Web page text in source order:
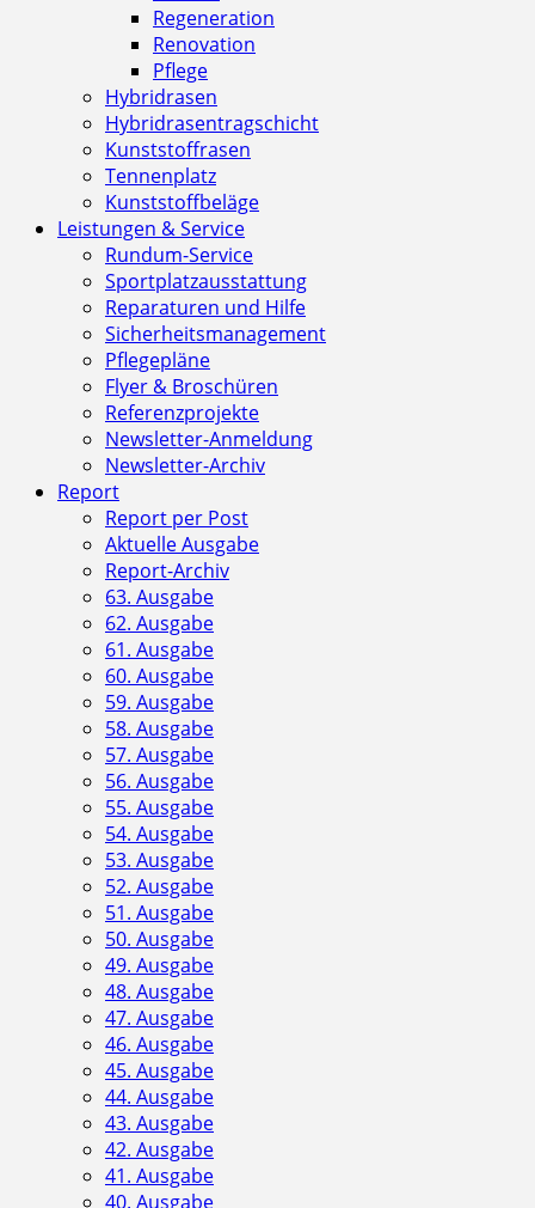
Regeneration
Renovation
Pflege
Hybridrasen
Hybridrasentragschicht
Kunststoffrasen
Tennenplatz
Kunststoffbeläge
Leistungen & Service
Rundum-Service
Sportplatzausstattung
Reparaturen und Hilfe
Sicherheitsmanagement
Pflegepläne
Flyer & Broschüren
Referenzprojekte
Newsletter-Anmeldung
Newsletter-Archiv
Report
Report per Post
Aktuelle Ausgabe
Report-Archiv
63. Ausgabe
62. Ausgabe
61. Ausgabe
60. Ausgabe
59. Ausgabe
58. Ausgabe
57. Ausgabe
56. Ausgabe
55. Ausgabe
54. Ausgabe
53. Ausgabe
52. Ausgabe
51. Ausgabe
50. Ausgabe
49. Ausgabe
48. Ausgabe
47. Ausgabe
46. Ausgabe
45. Ausgabe
44. Ausgabe
43. Ausgabe
42. Ausgabe
41. Ausgabe
40. Ausgabe